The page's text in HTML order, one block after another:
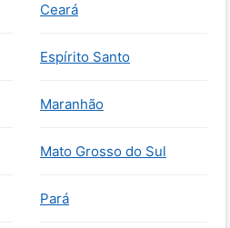
Ceará
Espírito Santo
Maranhão
Mato Grosso do Sul
Pará